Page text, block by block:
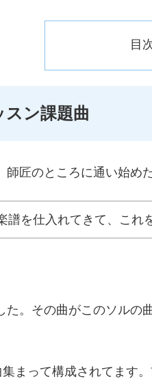
目
ン課題曲
師匠のところに通い始め
譜を仕入れてきて、これ
た。その曲がこのソルの
まって構成されてます